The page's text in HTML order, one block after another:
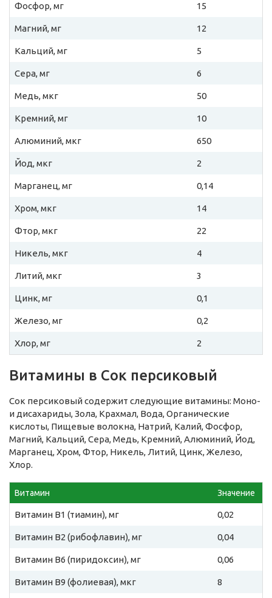
Фосфор, мг 15
Магний, мг 12
Кальций, мг 5
Сера, мг 6
Медь, мкг 50
Кремний, мг 10
Алюминий, мкг 650
Йод, мкг 2
Марганец, мг 0,14
Хром, мкг 14
Фтор, мкг 22
Никель, мкг 4
Литий, мкг 3
Цинк, мг 0,1
Железо, мг 0,2
Хлор, мг 2
Витамины в Сок персиковый
Сок персиковый содержит следующие витамины: Моно-
и дисахариды, Зола, Крахмал, Вода, Органические
кислоты, Пищевые волокна, Натрий, Калий, Фосфор,
Магний, Кальций, Сера, Медь, Кремний, Алюминий, Йод,
Марганец, Хром, Фтор, Никель, Литий, Цинк, Железо,
Хлор.
Витамин Значение
Витамин B1 (тиамин), мг 0,02
Витамин B2 (рибофлавин), мг 0,04
Витамин B6 (пиридоксин), мг 0,06
Витамин B9 (фолиевая), мкг 8